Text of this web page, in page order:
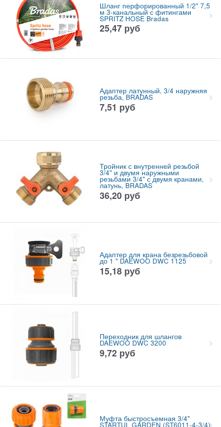
Шланг перфорированный 1/2" 7,5
м 3-канальный с фитингами
SPRITZ HOSE Bradas
25,47 руб
Адаптер латунный, 3/4 наружняя
резьба, BRADAS
7,51 руб
Тройник с внутренней резьбой
3/4" и двумя наружными
резьбами 3/4" с двумя кранами,
латунь, BRADAS
36,20 руб
Адаптер для крана безрезьбовой
до 1 " DAEWOO DWC 1125
15,18 руб
Переходник для шлангов
DAEWOO DWC 3200
9,72 руб
Муфта быстросъемная 3/4"
STARTUL GARDEN (ST6011-4-3/4)